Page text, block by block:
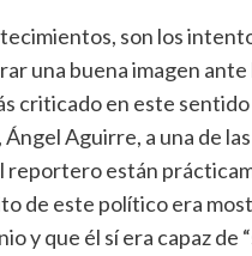
son los
una buena imagen ante
criticado en este
Aguirre, a una de
reportero están
de este político era
y que él sí era capaz de